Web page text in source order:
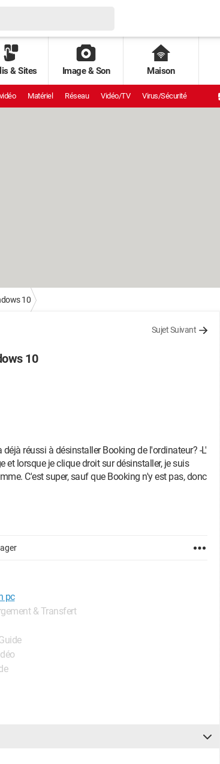
& Sites Image & Son Maison
Matériel Réseau Vidéo/TV Virus/Sécurité
10
Sujet Suivant
10
réussi à désinstaller Booking de l'ordinateur? -L'
lorsque je clique droit sur désinstaller, je suis
C'est super, sauf que Booking n'y est pas, donc
pc
& Transfert